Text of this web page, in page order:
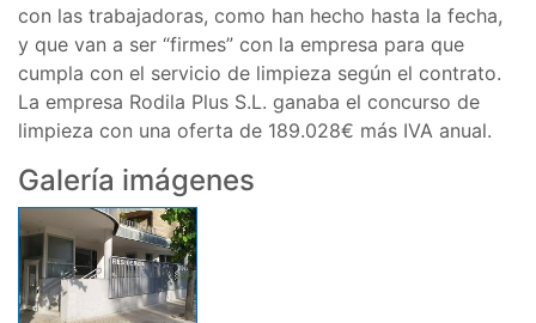
con las trabajadoras, como han hecho hasta la fecha,
y que van a ser “firmes” con la empresa para que
cumpla con el servicio de limpieza según el contrato.
La empresa Rodila Plus S.L. ganaba el concurso de
limpieza con una oferta de 189.028€ más IVA anual.
Galería imágenes